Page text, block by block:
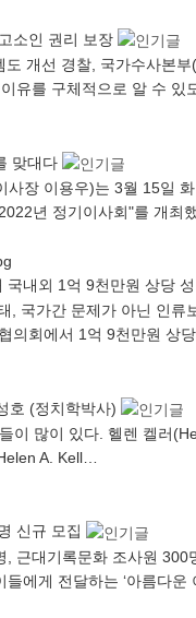
소인 권리 보장
개선 경찰, 국가수사본
유를 구체적으로 알 수
맞대다
장 이용우)는 3월 15일
년 정기이사회"를 개
국내외 1억 9천만원 상당
, 국가간 문제가 아닌 인류
의회에서 1억 9천만원 상
호 (정치학박사)
이 많이 있다. 헬렌 켈러
A. Kell…
신규 모집
, 근대기록문화 조사원
에게 전달하는 ‘아름다